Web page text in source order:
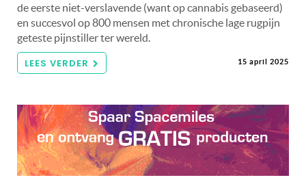
de eerste niet-verslavende (want op cannabis gebaseerd)
en succesvol op 800 mensen met chronische lage rugpijn
geteste pijnstiller ter wereld.
LEES VERDER 15 april 2025